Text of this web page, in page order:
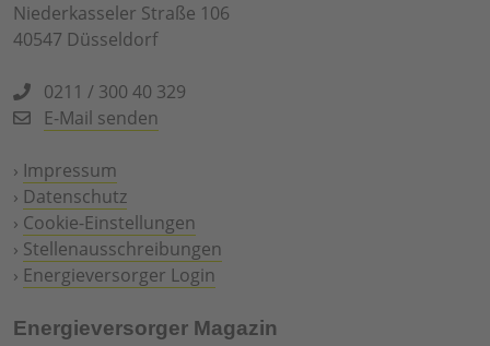
Niederkasseler Straße 106
40547 Düsseldorf
0211 / 300 40 329
E-Mail senden
› Impressum
› Datenschutz
› Cookie-Einstellungen
› Stellenausschreibungen
› Energieversorger Login
Energieversorger Magazin